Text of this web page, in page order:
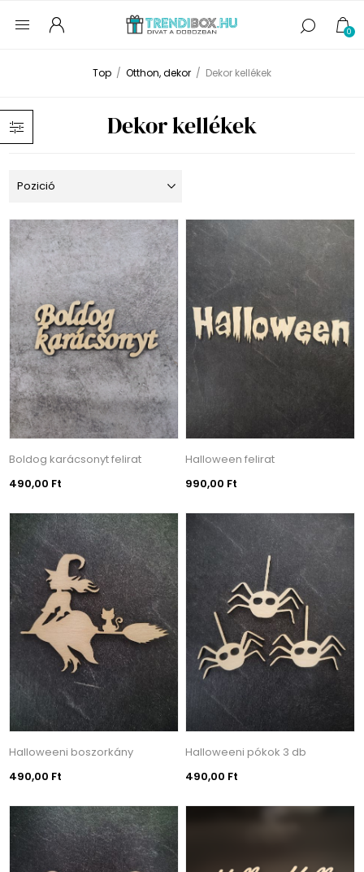
0
Top / Otthon, dekor / Dekor kellékek
Dekor kellékek
Boldog karácsonyt felirat
490,00 Ft
Halloween felirat
990,00 Ft
Halloweeni boszorkány
490,00 Ft
Halloweeni pókok 3 db
490,00 Ft